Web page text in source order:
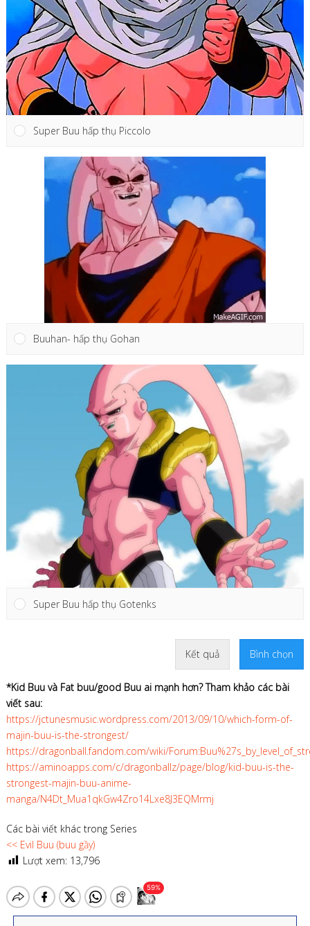
Super Buu hấp thụ Piccolo
Buuhan- hấp thụ Gohan
Super Buu hấp thụ Gotenks
Kết quả Bình chọn
*Kid Buu và Fat buu/good Buu ai mạnh hơn? Tham khảo các bài
viết sau:
https://jctunesmusic.wordpress.com/2013/09/10/which-form-of-
majin-buu-is-the-strongest/
https://dragonball.fandom.com/wiki/
https://aminoapps.com/c/dragonballz/page/blog/kid-buu-is-the-
strongest-majin-buu-anime-
manga/N4Dt_Mua1qkGw4Zro14Lxe8J3EQMrmj
Các bài viết khác trong Series
<< Evil Buu (buu gầy)
Lượt xem: 13,796